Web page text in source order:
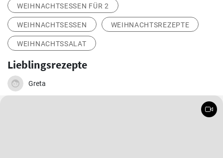
WEIHNACHTSESSEN FÜR 2
WEIHNACHTSESSEN WEIHNACHTSREZEPTE
WEIHNACHTSSALAT
Lieblingsrezepte
Greta